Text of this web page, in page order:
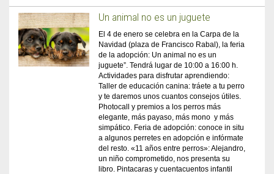
Un animal no es un juguete
El 4 de enero se celebra en la Carpa de la
Navidad (plaza de Francisco Rabal), la feria
de la adopción: Un animal no es un
juguete”. Tendrá lugar de 10:00 a 16:00 h.
Actividades para disfrutar aprendiendo:
Taller de educación canina: tráete a tu perro
y te daremos unos cuantos consejos útiles.
Photocall y premios a los perros más
elegante, más payaso, más mono y más
simpático. Feria de adopción: conoce in situ
a algunos perretes en adopción e infórmate
del resto. «11 años entre perros»: Alejandro,
un niño comprometido, nos presenta su
libro. Pintacaras y cuentacuentos infantil